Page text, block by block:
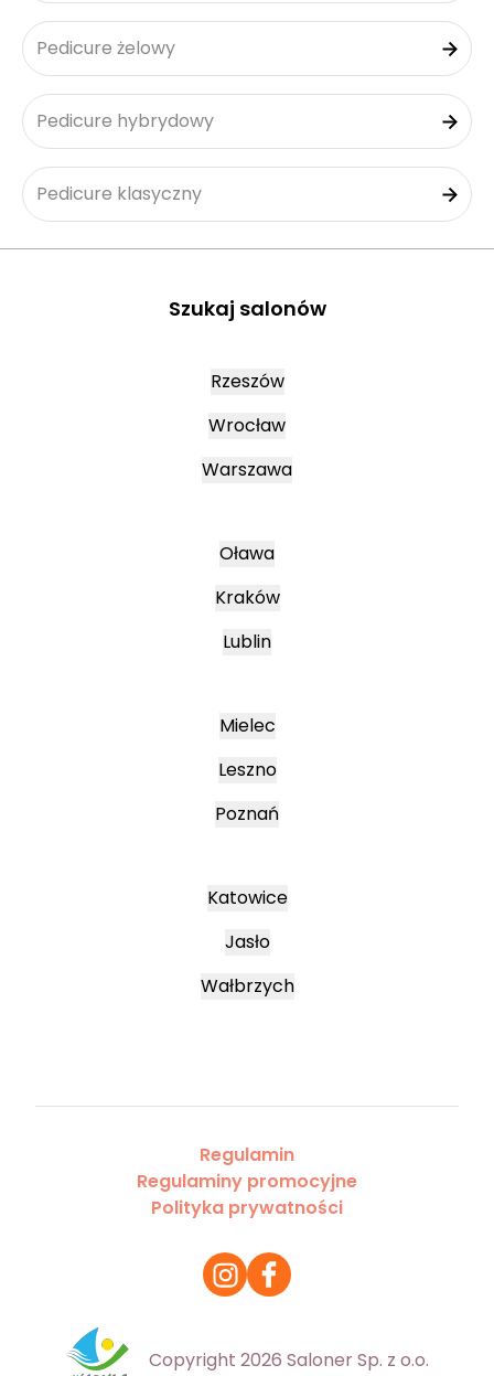
Pedicure żelowy
Pedicure hybrydowy
Pedicure klasyczny
Szukaj salonów
Rzeszów
Wrocław
Warszawa
Oława
Kraków
Lublin
Mielec
Leszno
Poznań
Katowice
Jasło
Wałbrzych
Regulamin
Regulaminy promocyjne
Polityka prywatności
Copyright 2026 Saloner Sp. z o.o.